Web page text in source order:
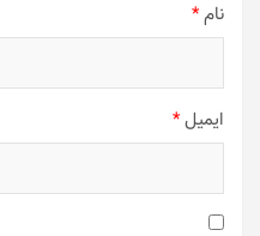
نام*
ایمیل*